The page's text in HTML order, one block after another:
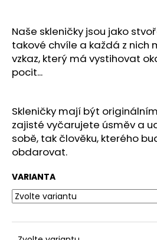
Naše skleničky jsou jako
takové chvíle a každá z nich
vzkaz, který má vystihovat
pocit...
Skleničky mají být
zajisté vyčarujete úsměv a
sobě, tak člověku, kterého
obdarovat.
VARIANTA
p
o
r
u
č
j
e
m
e
SKLENIČKA
NA
VÍNO
JMÉNEM